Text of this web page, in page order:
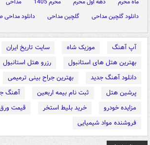
دانلود گلچین مداحی
گلچین مداحی دانلود مداحی
آپ آهنگ موزیک شاه
سایت تاریخ ایران
بهترین هتل های استانبول
رزرو هتل استانبول
دانلود آهنگ جدید
بهترین جراح بینی ترمیمی
پرشین هتل
ثبت نام بیمه اربعین
آهنگ
مزایده خودرو
خرید بلیط استخر
قیمت
فروشنده مواد شیمیایی